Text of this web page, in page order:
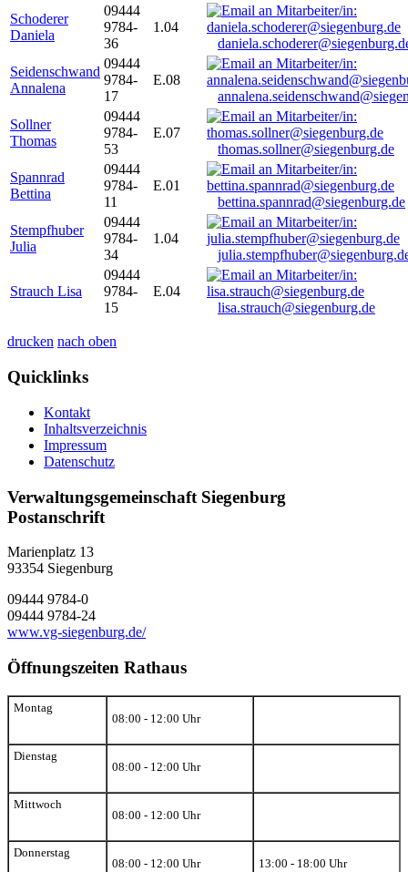
Schoderer
Daniela
09444
9784-
36
1.04
Seidenschwand
Annalena
09444
9784-
17
E.08
Sollner
Thomas
09444
9784-
53
E.07
thomas.sollner@siegenburg.de
Spannrad
Bettina
09444
9784-
11
E.01
bettina.spannrad@siegenburg.de
Stempfhuber
Julia
09444
9784-
34
1.04
Strauch Lisa
09444
9784-
15
E.04
lisa.strauch@siegenburg.de
drucken nach oben
Quicklinks
Kontakt
Inhaltsverzeichnis
Impressum
Datenschutz
Verwaltungsgemeinschaft Siegenburg
Postanschrift
Marienplatz 13
93354 Siegenburg
09444 9784-0
09444 9784-24
www.vg-siegenburg.de/
Öffnungszeiten Rathaus
Montag
08:00 - 12:00 Uhr
Dienstag
08:00 - 12:00 Uhr
Mittwoch
08:00 - 12:00 Uhr
Donnerstag
08:00 - 12:00 Uhr
13:00 - 18:00 Uhr